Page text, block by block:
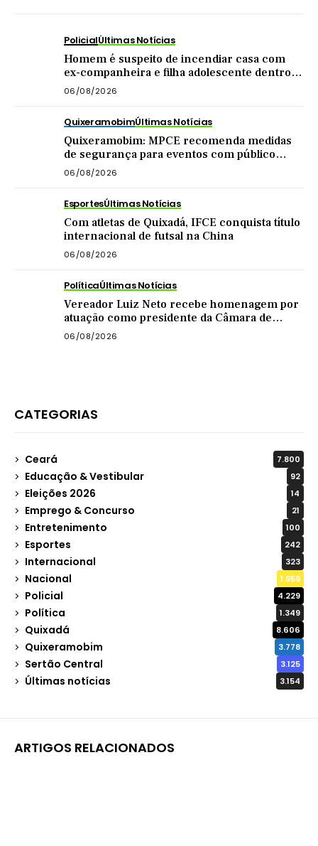
PolicialÚltimas Notícias
Homem é suspeito de incendiar casa com
ex-companheira e filha adolescente dentro
do imóvel
06/08/2026
QuixeramobimÚltimas Notícias
Quixeramobim: MPCE recomenda medidas
de segurança para eventos com público
acima de mil pessoas
06/08/2026
EsportesÚltimas Notícias
Com atletas de Quixadá, IFCE conquista título
internacional de futsal na China
06/08/2026
PolíticaÚltimas Notícias
Vereador Luiz Neto recebe homenagem por
atuação como presidente da Câmara de
Quixadá
06/08/2026
CATEGORIAS
Ceará 7.800
Educação & Vestibular 92
Eleições 2026 14
Emprego & Concurso 21
Entretenimento 100
Esportes 242
Internacional 323
Nacional 1.959
Policial 4.229
Política 1.349
Quixadá 8.606
Quixeramobim 3.778
Sertão Central 3.125
Últimas notícias 3.154
ARTIGOS RELACIONADOS